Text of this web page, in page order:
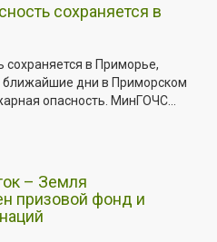
сохраняется в
сохраняется в Приморье,
дни в Приморском
опасность. МинГОЧС...
– Земля
призовой фонд и